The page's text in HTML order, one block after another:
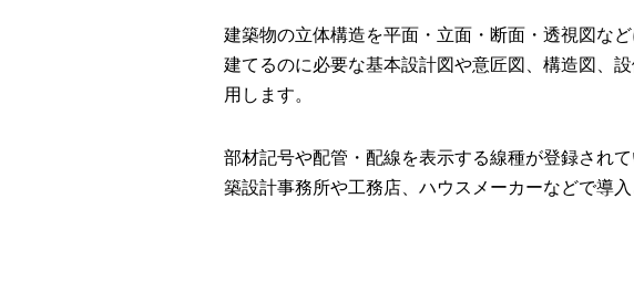
建築物の立体構造を平面・立面・断面・透視図な
建てるのに必要な基本設計図や意匠図、構造図、
用します。
部材記号や配管・配線を表示する線種が登録され
築設計事務所や工務店、ハウスメーカーなどで導入